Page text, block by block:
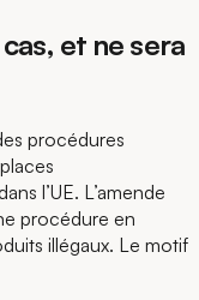
et ne sera
procédures
l’UE. L’amende
procédure en
illégaux. Le motif